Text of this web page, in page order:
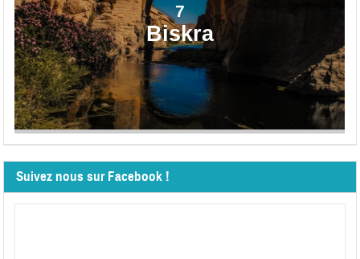
7
Biskra
Suivez nous sur Facebook !